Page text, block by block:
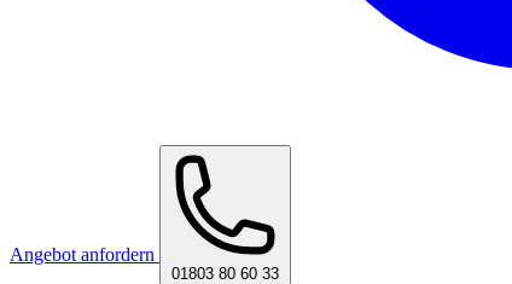
Angebot anfordern
01803 80 60 33